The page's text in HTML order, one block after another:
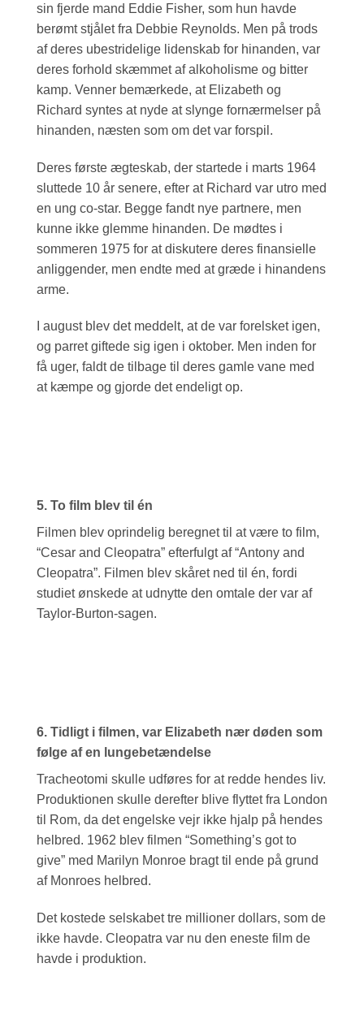
sin fjerde mand Eddie Fisher, som hun havde
berømt stjålet fra Debbie Reynolds. Men på trods
af deres ubestridelige lidenskab for hinanden, var
deres forhold skæmmet af alkoholisme og bitter
kamp. Venner bemærkede, at Elizabeth og
Richard syntes at nyde at slynge fornærmelser på
hinanden, næsten som om det var forspil.
Deres første ægteskab, der startede i marts 1964
sluttede 10 år senere, efter at Richard var utro med
en ung co-star. Begge fandt nye partnere, men
kunne ikke glemme hinanden. De mødtes i
sommeren 1975 for at diskutere deres finansielle
anliggender, men endte med at græde i hinandens
arme.
I august blev det meddelt, at de var forelsket igen,
og parret giftede sig igen i oktober. Men inden for
få uger, faldt de tilbage til deres gamle vane med
at kæmpe og gjorde det endeligt op.
5. To film blev til én
Filmen blev oprindelig beregnet til at være to film,
“Cesar and Cleopatra” efterfulgt af “Antony and
Cleopatra”. Filmen blev skåret ned til én, fordi
studiet ønskede at udnytte den omtale der var af
Taylor-Burton-sagen.
6. Tidligt i filmen, var Elizabeth nær døden som
følge af en lungebetændelse
Tracheotomi skulle udføres for at redde hendes liv.
Produktionen skulle derefter blive flyttet fra London
til Rom, da det engelske vejr ikke hjalp på hendes
helbred. 1962 blev filmen “Something’s got to
give” med Marilyn Monroe bragt til ende på grund
af Monroes helbred.
Det kostede selskabet tre millioner dollars, som de
ikke havde. Cleopatra var nu den eneste film de
havde i produktion.